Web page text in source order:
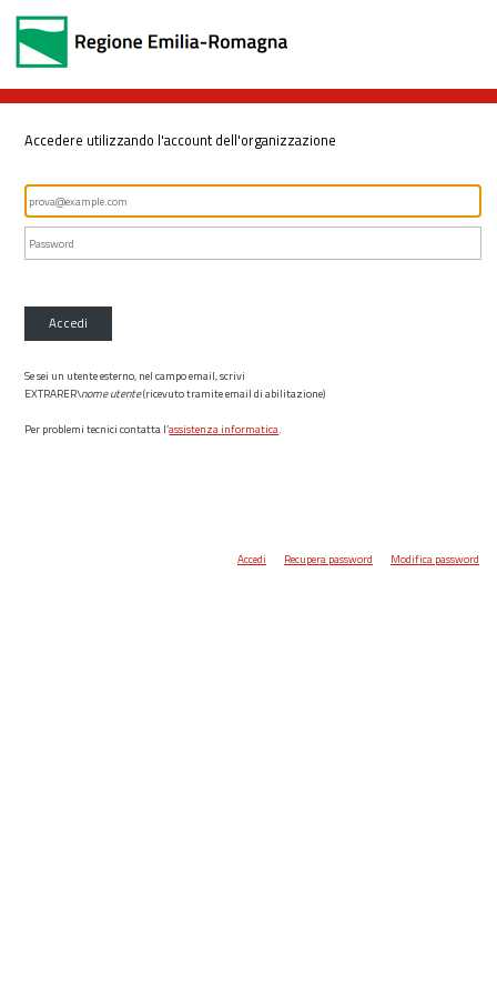
Accedere utilizzando l'account dell'organizzazione
Accedi
Se sei un utente esterno, nel campo email, scrivi
EXTRARER\nome utente(ricevuto tramite email di abilitazione)
Per problemi tecnici contatta l’assistenza informatica.
Accedi Recupera password Modifica password